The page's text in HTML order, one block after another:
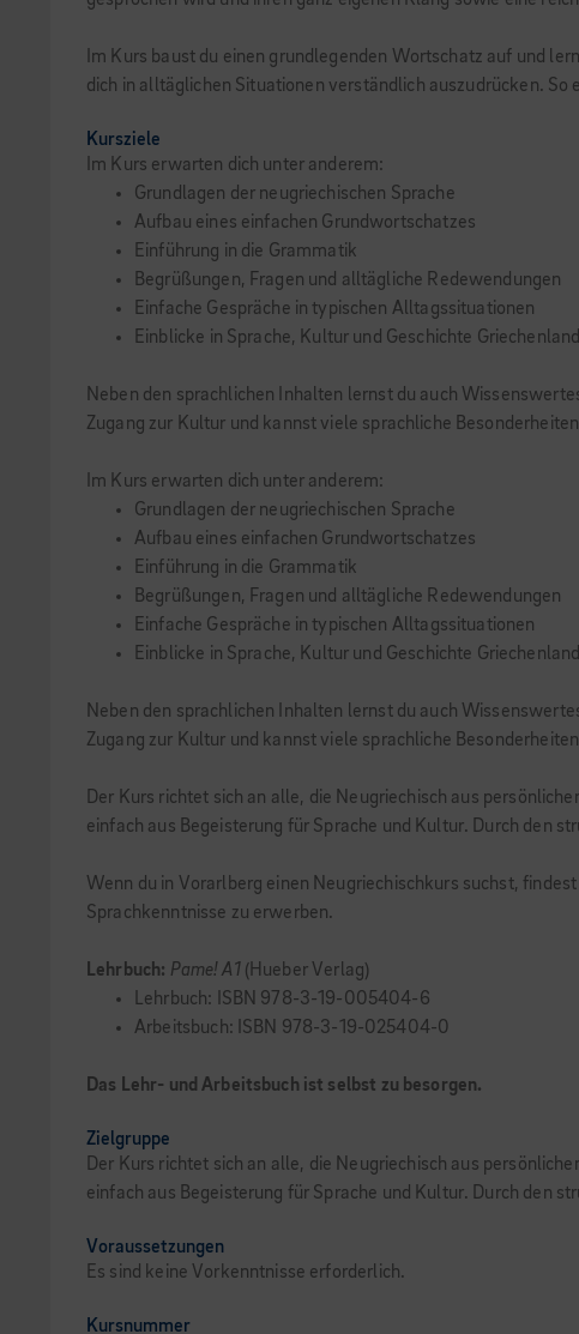
Im Kurs baust du einen grundlegenden Wortschatz auf und
dich in alltäglichen Situationen verständlich auszudrücken.
Kursziele
Im Kurs erwarten dich unter anderem:
Grundlagen der neugriechischen Sprache
Aufbau eines einfachen Grundwortschatzes
Einführung in die Grammatik
Begrüßungen, Fragen und alltägliche Redewendungen
Einfache Gespräche in typischen Alltagssituationen
Einblicke in Sprache, Kultur und Geschichte
Neben den sprachlichen Inhalten lernst du auch
Zugang zur Kultur und kannst viele sprachliche
Im Kurs erwarten dich unter anderem:
Grundlagen der neugriechischen Sprache
Aufbau eines einfachen Grundwortschatzes
Einführung in die Grammatik
Begrüßungen, Fragen und alltägliche Redewendungen
Einfache Gespräche in typischen Alltagssituationen
Einblicke in Sprache, Kultur und Geschichte
Neben den sprachlichen Inhalten lernst du auch
Zugang zur Kultur und kannst viele sprachliche
Der Kurs richtet sich an alle, die Neugriechisch aus
einfach aus Begeisterung für Sprache und Kultur. Durch den
Wenn du in Vorarlberg einen Neugriechischkurs suchst,
Sprachkenntnisse zu erwerben.
Lehrbuch: Pame! A1 (Hueber Verlag)
Lehrbuch: ISBN 978-3-19-005404-6
Arbeitsbuch: ISBN 978-3-19-025404-0
Das Lehr- und Arbeitsbuch ist selbst zu besorgen.
Zielgruppe
Der Kurs richtet sich an alle, die Neugriechisch aus
einfach aus Begeisterung für Sprache und Kultur. Durch den
Voraussetzungen
Es sind keine Vorkenntnisse erforderlich.
Kursnummer